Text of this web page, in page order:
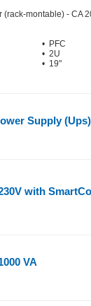
(rack-montable) - CA
• PFC
• 2U
• 19"
Supply
with
VA